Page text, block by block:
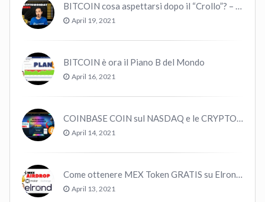
BITCOIN cosa aspettarsi dopo il “Crollo”? – CryptoMonday NEWS w16/’21
April 19, 2021
BITCOIN è ora il Piano B del Mondo
April 16, 2021
COINBASE COIN sul NASDAQ e le CRYPTO volano!
April 14, 2021
Come ottenere MEX Token GRATIS su Elrond ?
April 13, 2021